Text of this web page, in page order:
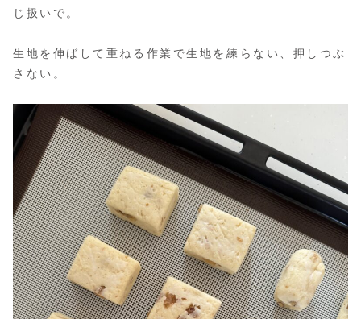
じ扱いで。
生地を伸ばして重ねる作業で生地を練らない、押しつぶ
さない。